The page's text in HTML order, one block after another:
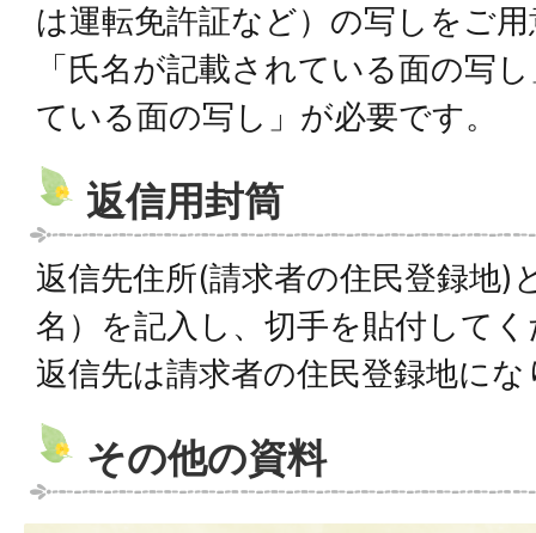
は運転免許証など）の写しをご
「氏名が記載されている面の写
ている面の写し」が必要です。
返信用封筒
返信先住所(請求者の住民登録地)
名）を記入し、切手を貼付して
返信先は請求者の住民登録地に
その他の資料